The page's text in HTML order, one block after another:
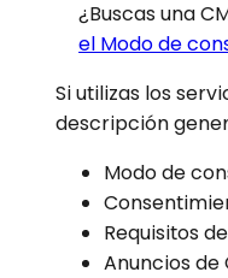
¿Buscas una
el Modo de
Si utilizas los
descripción
Modo de
Requisitos
Anuncios de